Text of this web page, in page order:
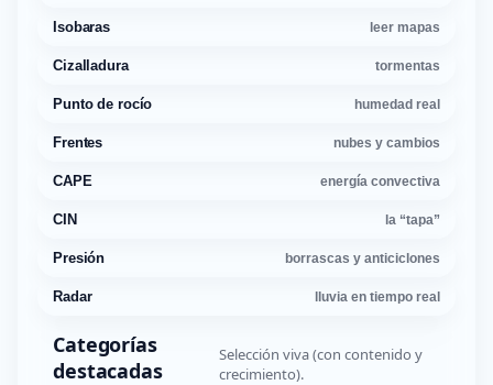
Isobaras leer mapas
Cizalladura tormentas
Punto de rocío humedad real
Frentes nubes y cambios
CAPE energía convectiva
CIN la “tapa”
Presión borrascas y anticiclones
Radar lluvia en tiempo real
Categorías
destacadas
Selección viva (con contenido y
crecimiento).